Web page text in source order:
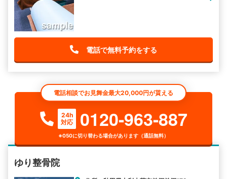
電話で無料予約をする
電話相談でお見舞金最大20,000円が貰える
24h
対応
0120-963-887
※050に切り替わる場合があります（通話無料）
ゆり整骨院